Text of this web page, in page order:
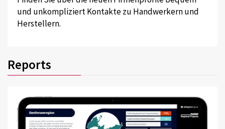
und unkompliziert Kontakte zu Handwerkern und
Herstellern.
Reports